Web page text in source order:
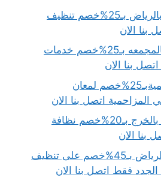
شركة تنظيف مسابح بالرياض بـ25%خصم تنظيف
بنا الان
شركة تنظيف منازل بالمجمعه بـ25%خصم خدمات
بنا الان
شركة تنظيف بالمزاحميةبـ25%خصم لمعان
المزاحمية اتصل بنا الان
شركة تنظيف خزانات بالخرج بـ20%خصم نظافة
بنا الان
شركة تنظيف بيوت بالرياض بـ45%خصم على تنظيف
الجدد فقط اتصل بنا الان